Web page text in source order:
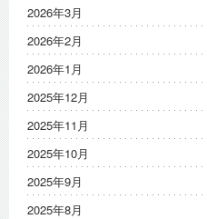
2026年3月
2026年2月
2026年1月
2025年12月
2025年11月
2025年10月
2025年9月
2025年8月